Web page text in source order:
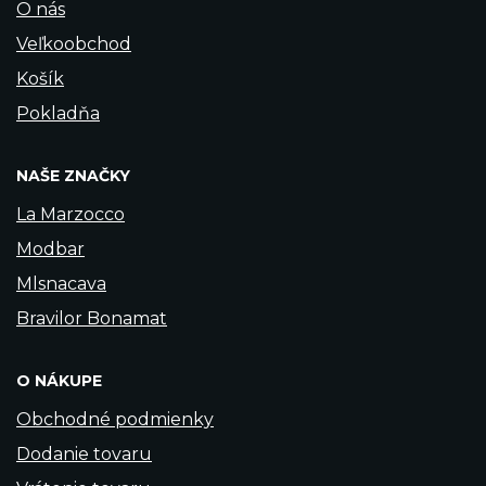
O nás
Veľkoobchod
Košík
Pokladňa
NAŠE ZNAČKY
La Marzocco
Modbar
Mlsnacava
Bravilor Bonamat
O NÁKUPE
Obchodné podmienky
Dodanie tovaru